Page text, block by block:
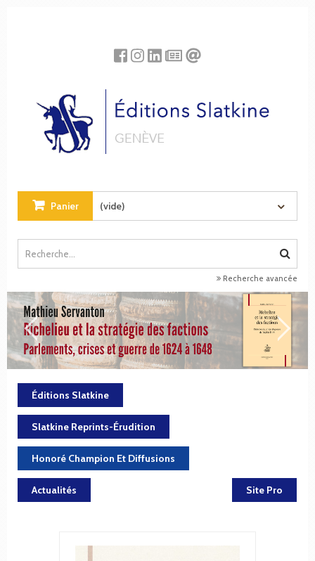
Panier (vide)
Recherche avancée
Éditions Slatkine
Slatkine Reprints-Érudition
Honoré Champion Et Diffusions
Actualités Site Pro